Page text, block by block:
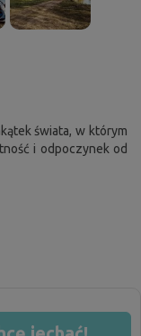
świata, w którym
i odpoczynek od
pasek Ci nie
zgodę na
się”. Jeśli chcesz
Więcej informacji